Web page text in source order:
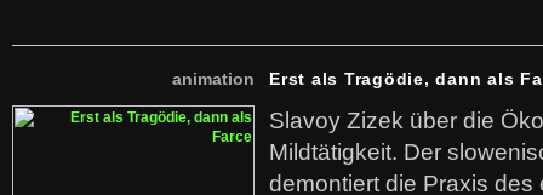
animation Erst als Tragödie, dann als
Slavoy Zizek über die
Mildtätigkeit. Der
demontiert die Praxis des